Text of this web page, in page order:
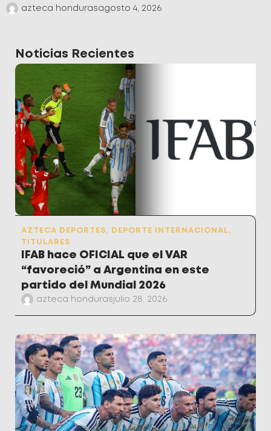
azteca hondurasagosto 4, 2026
Noticias Recientes
AZTECA DEPORTES, DEPORTE INTERNACIONAL,
TITULARES
IFAB hace OFICIAL que el VAR
“favoreció” a Argentina en este
partido del Mundial 2026
azteca hondurasjulio 28, 2026